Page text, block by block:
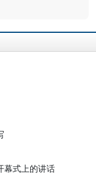
幕式上的讲话